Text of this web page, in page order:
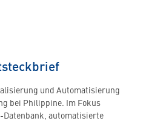
und Automatisierung
bei Philippine. Im Fokus
Datenbank, automatisierte